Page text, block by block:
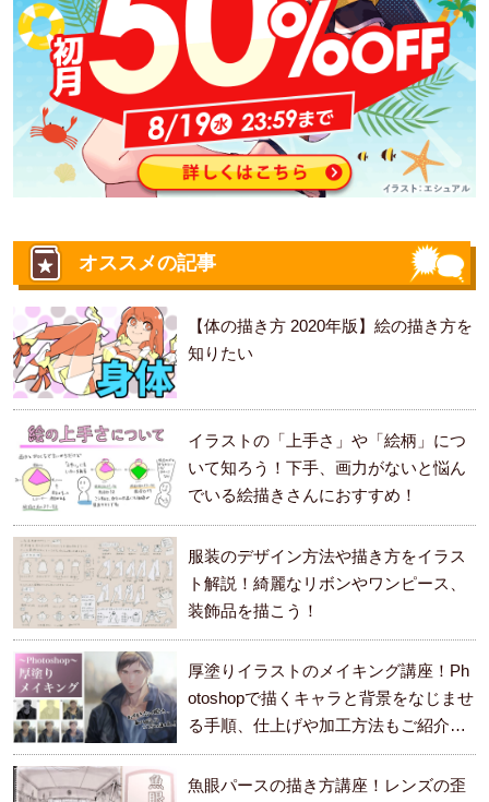
オススメの記事
【体の描き方 2020年版】絵の描き方を
知りたい
イラストの「上手さ」や「絵柄」につ
いて知ろう！下手、画力がないと悩ん
でいる絵描きさんにおすすめ！
服装のデザイン方法や描き方をイラス
ト解説！綺麗なリボンやワンピース、
装飾品を描こう！
厚塗りイラストのメイキング講座！Ph
otoshopで描くキャラと背景をなじませ
る手順、仕上げや加工方法もご紹介し
ます。
魚眼パースの描き方講座！レンズの歪